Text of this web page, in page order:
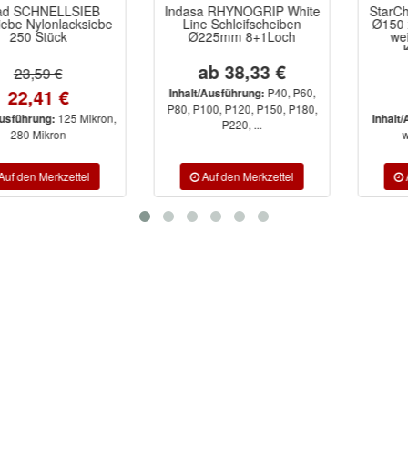
Indasa RHYNOGRIP White
Line Schleifscheiben
Ø225mm 8+1Loch
Inhalt/Ausführung:
P40, P60,
P80, P100, P120, P150, P180,
P220, ...
StarChem Polierschwamm
Ø150 x 50 mm glatt hart /
weich Polierpad mit
7,16 €
Inhalt/Ausführung:
Schwarz -